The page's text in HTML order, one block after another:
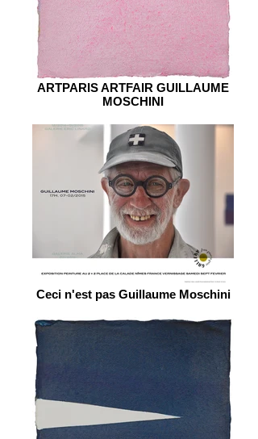
ARTPARIS ARTFAIR GUILLAUME
MOSCHINI
Ceci n'est pas Guillaume Moschini